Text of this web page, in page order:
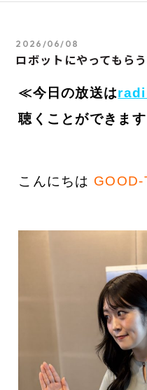
2026/06/08
ロボットにやってもら
≪今日の放送は
聴くことができま
こんにちは